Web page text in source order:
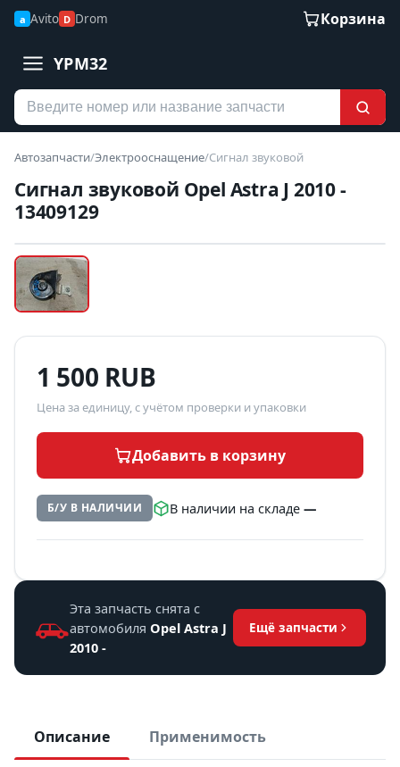
a Avito D Drom Корзина
YPM32
Автозапчасти/Электрооснащение/Сигнал звуковой
Сигнал звуковой Opel Astra J 2010 -
13409129
Б/У В НАЛИЧИИ
1 500 RUB
Цена за единицу, с учётом проверки и упаковки
Добавить в корзину
Б/У В НАЛИЧИИ В наличии на складе—
Эта запчасть снята с
автомобиля Opel Astra J
2010 -
Ещё запчасти
Описание Применимость